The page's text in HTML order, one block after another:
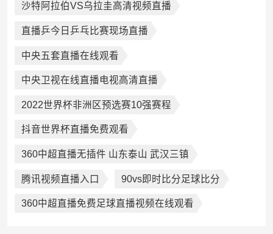
沙特阿拉伯VS乌拉圭高清视频直播
直播乒今日乒乓比赛现场直播
中央五套直播在线观看
中央卫视在线直播电视高清直播
2022世界杯非洲区预选赛10强赛程
抖音世界杯直播免费观看
360中超直播无插件 山东泰山 武汉三镇
腾讯视频直播入口 90vs即时比分足球比分
360中超直播免费足球直播视频在线观看